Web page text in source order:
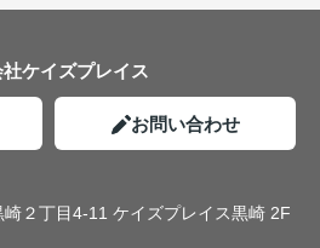
ケイズプレイス
お問い合わせ
２丁目4-11 ケイズプレイス黒崎 2F